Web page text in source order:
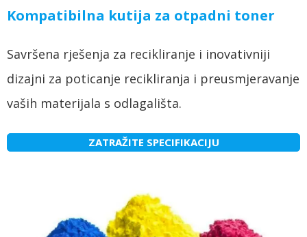
Kompatibilna kutija za otpadni toner
Savršena rješenja za recikliranje i inovativniji
dizajni za poticanje recikliranja i preusmjeravanje
vaših materijala s odlagališta.
ZATRAŽITE SPECIFIKACIJU